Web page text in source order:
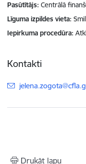
Pasūtītājs Centrālā
Līguma izpildes vieta
Iepirkuma procedūra
Kontakti
E-pasts:
Drukāt lapu